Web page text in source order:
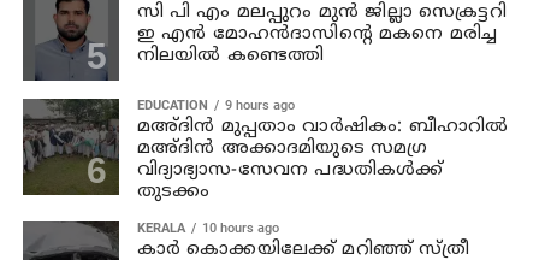
സി പി എം മലപ്പുറം മുന്‍ ജില്ലാ സെക്രട്ടറി
ഇ എന്‍ മോഹന്‍ദാസിന്റെ മകനെ മരിച്ച
നിലയില്‍ കണ്ടെത്തി
EDUCATION 9 hours ago
മഅ്ദിന്‍ മുപ്പതാം വാര്‍ഷികം: ബീഹാറില്‍
മഅ്ദിന്‍ അക്കാദമിയുടെ സമഗ്ര
വിദ്യാഭ്യാസ-സേവന പദ്ധതികള്‍ക്ക്
തുടക്കം
KERALA 10 hours ago
കാര്‍ കൊക്കയിലേക്ക് മറിഞ്ഞ് സ്ത്രീ